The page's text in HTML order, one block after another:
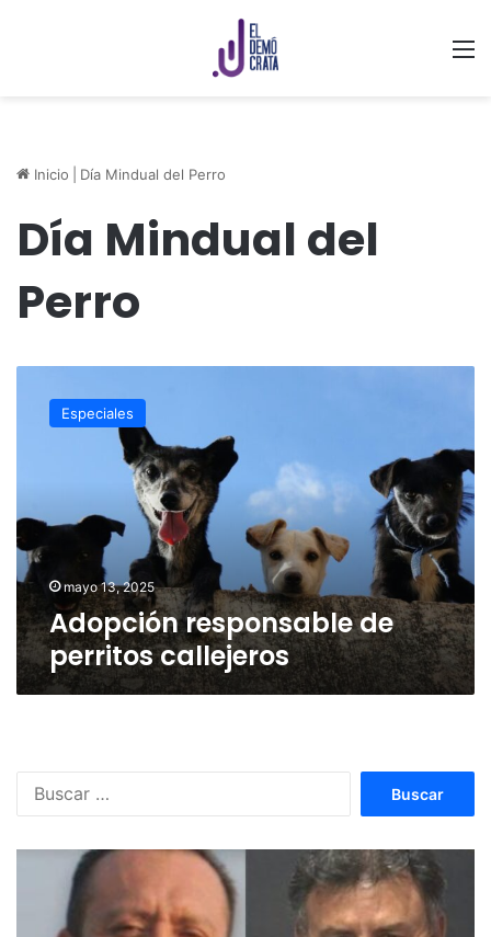
Inicio Día Mindual del Perro
Día Mindual del
Perro
responsable
Especiales
mayo 13, 2025
Adopción responsable de
perritos callejeros